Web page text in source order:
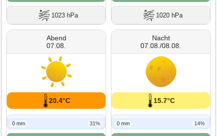
1023 hPa 1020 hPa
Abend
07.08.
20.4°C
0 mm 31%
Nacht
07.08./08.08.
15.7°C
0 mm 14%